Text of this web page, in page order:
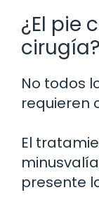
¿El pie
cirugía?
No todos
requieren
El
presente